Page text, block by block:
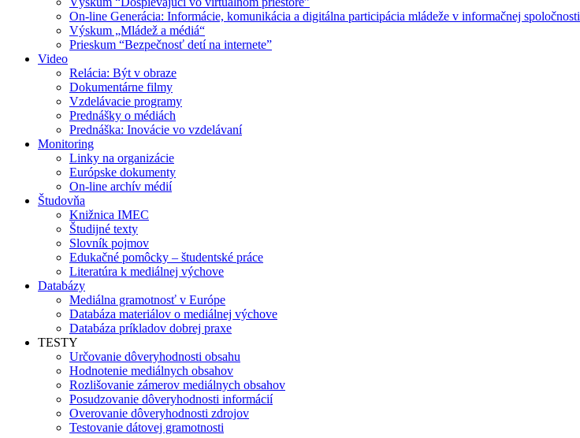
On-line Generácia: Informácie, komunikácia a digitálna participácia mládeže v informačnej spoločnosti
Výskum „Mládež a médiá“
Prieskum “Bezpečnosť detí na internete”
Video
Relácia: Být v obraze
Dokumentárne filmy
Vzdelávacie programy
Prednášky o médiách
Prednáška: Inovácie vo vzdelávaní
Monitoring
Linky na organizácie
Európske dokumenty
On-line archív médií
Študovňa
Knižnica IMEC
Študijné texty
Slovník pojmov
Edukačné pomôcky – študentské práce
Literatúra k mediálnej výchove
Databázy
Mediálna gramotnosť v Európe
Databáza materiálov o mediálnej výchove
Databáza príkladov dobrej praxe
TESTY
Určovanie dôveryhodnosti obsahu
Hodnotenie mediálnych obsahov
Rozlišovanie zámerov mediálnych obsahov
Posudzovanie dôveryhodnosti informácií
Overovanie dôveryhodnosti zdrojov
Testovanie dátovej gramotnosti